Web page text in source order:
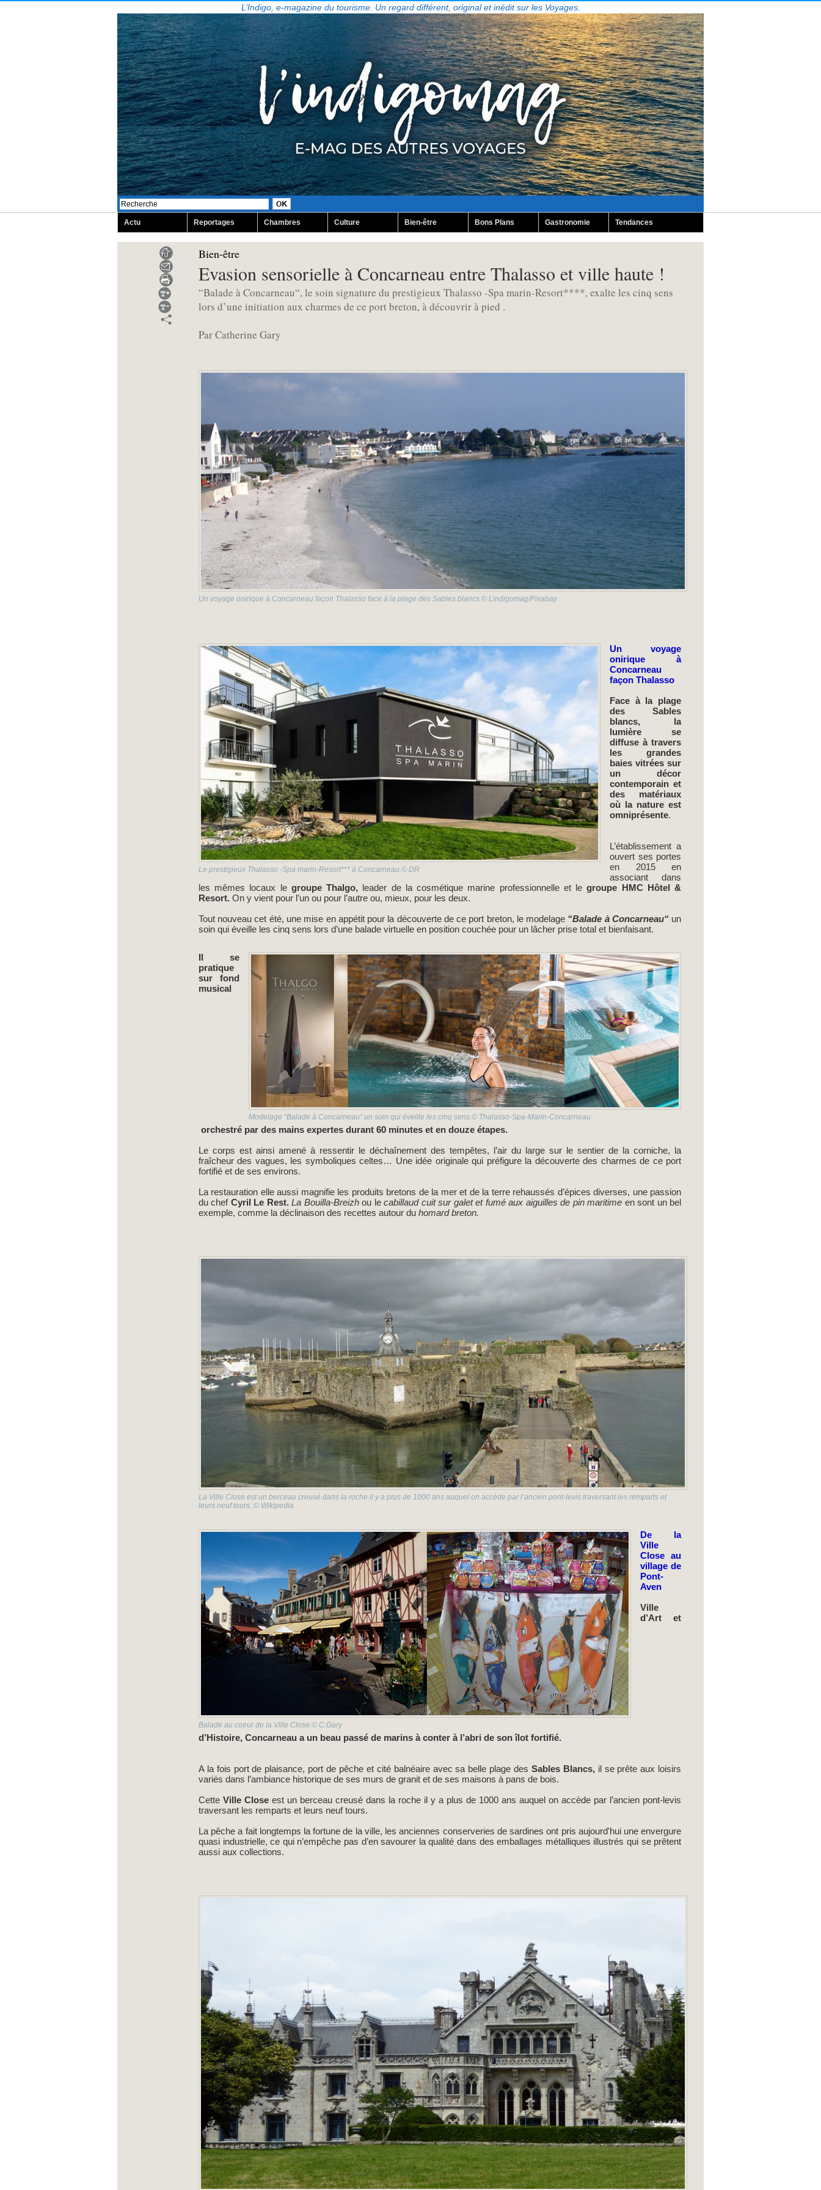
L’Indigo, e-magazine du tourisme. Un regard différent, original et inédit sur les Voyages.
Actu Reportages Chambres Culture Bien-être Bons Plans Gastronomie Tendances
Bien-être
Evasion sensorielle à Concarneau entre Thalasso et ville haute !
“Balade à Concarneau“, le soin signature du prestigieux Thalasso -Spa marin-Resort****, exalte les cinq sens
lors d’une initiation aux charmes de ce port breton, à découvrir à pied .
Par Catherine Gary
Un voyage onirique à Concarneau façon Thalasso face à la plage des Sables blancs.© Lindigomag/Pixabay
Le prestigieux Thalasso -Spa marin-Resort*** à Concarneau.© DR
Un voyage
onirique à
Concarneau
façon Thalasso
Face à la plage
des Sables
blancs, la
lumière se
diffuse à travers
les grandes
baies vitrées sur
un décor
contemporain et
des matériaux
où la nature est
omniprésente.
L’établissement a
ouvert ses portes
en 2015 en
associant dans
les mêmes locaux le groupe Thalgo, leader de la cosmétique marine professionnelle et le groupe HMC Hôtel &
Resort.On y vient pour l’un ou pour l’autre ou, mieux, pour les deux.
Tout nouveau cet été, une mise en appétit pour la découverte de ce port breton, le modelage “Balade à Concarneau“ un
soin qui éveille les cinq sens lors d’une balade virtuelle en position couchée pour un lâcher prise total et bienfaisant.
Modelage “Balade à Concarneau“ un soin qui éveille les cinq sens.© Thalasso-Spa-Marin-Concarneau
Il se
pratique
sur fond
musical
orchestré par des mains expertes durant 60 minutes et en douze étapes.
Le corps est ainsi amené à ressentir le déchaînement des tempêtes, l’air du large sur le sentier de la corniche, la
fraîcheur des vagues, les symboliques celtes… Une idée originale qui préfigure la découverte des charmes de ce port
fortifié et de ses environs.
La restauration elle aussi magnifie les produits bretons de la mer et de la terre rehaussés d’épices diverses, une passion
du chef Cyril Le Rest.La Bouilla-Breizhou lecabillaud cuit sur galet et fumé aux aiguilles de pin maritime en sont un bel
exemple, comme la déclinaison des recettes autour duhomard breton.
La Ville Close est un berceau creusé dans la roche il y a plus de 1000 ans auquel on accède par l’ancien pont-levis traversant les remparts et
leurs neuf tours..© Wikipedia
Balade au coeur de la Ville Close.© C.Gary
De la
Ville
Close au
village de
Pont-
Aven
Ville
d’Art et
d’Histoire, Concarneau a un beau passé de marins à conter à l’abri de son îlot fortifié.
A la fois port de plaisance, port de pêche et cité balnéaire avec sa belle plage des Sables Blancs,il se prête aux loisirs
variés dans l’ambiance historique de ses murs de granit et de ses maisons à pans de bois.
Cette Ville Close est un berceau creusé dans la roche il y a plus de 1000 ans auquel on accède par l’ancien pont-levis
traversant les remparts et leurs neuf tours.
La pêche a fait longtemps la fortune de la ville, les anciennes conserveries de sardines ont pris aujourd'hui une envergure
quasi industrielle, ce qui n’empêche pas d’en savourer la qualité dans des emballages métalliques illustrés qui se prêtent
aussi aux collections.